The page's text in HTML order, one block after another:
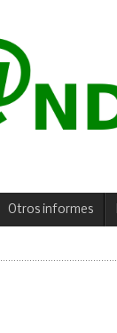
Otros informes